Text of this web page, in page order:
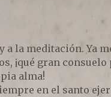
a la meditación. Ya
¡qué gran
alma!
en el santo